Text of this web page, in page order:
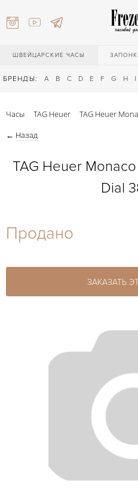
ШВЕЙЦАРСКИЕ ЧАСЫ
БРЕНДЫ: A B C D E F G H I
27-44
Часы TAG Heuer TAG Heuer
← Назад
TAG Heuer
Dial
Продано
ЗАКАЗАТЬ